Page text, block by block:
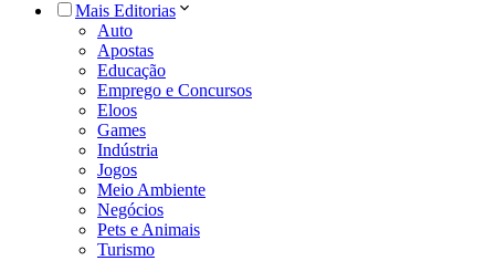
Mais Editorias
Auto
Apostas
Educação
Emprego e Concursos
Eloos
Games
Indústria
Jogos
Meio Ambiente
Negócios
Pets e Animais
Turismo